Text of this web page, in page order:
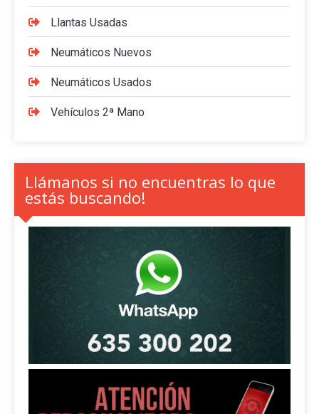
Llantas Usadas
Neumáticos Nuevos
Neumáticos Usados
Vehículos 2ª Mano
Llámanos si no encuentras lo que
estás buscando!